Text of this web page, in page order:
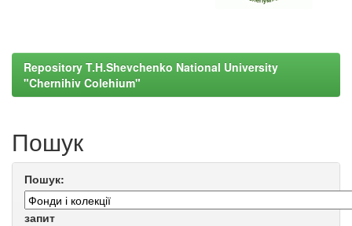
Repository T.H.Shevchenko National University
"Chernihiv Colehium"
Пошук
Пошук:
запит